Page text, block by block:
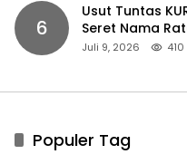
6
Usut Tuntas
Seret Nama
Juli 9, 2026 410
Populer Tag